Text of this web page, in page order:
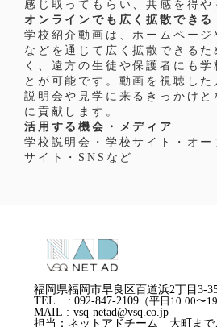
感じ取ってもらい、共感を得や
オンラインでも広く拡散できる
学校紹介動画は、ホームペー
などを通じて広く拡散できるた
く、遠方の生徒や保護者にも学
とが可能です。動画を視聴し
説明会や見学に来るきっかけと
に貢献します。
活用する機会・メディア
学校説明会・学校サイト・オー
サイト・SNSなど
福岡県福岡市早良区百道浜2丁目3-
TEL : 092-847-2109 （平日10:00〜
MAIL : vsq-netad@vsq.co.jp
担当：ネットアドチーム 大町まで